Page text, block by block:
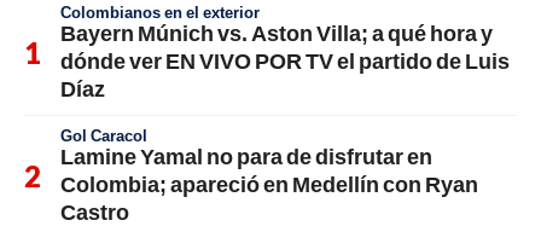
Colombianos en el exterior
Bayern Múnich vs. Aston Villa; a qué hora y
dónde ver EN VIVO POR TV el partido de Luis
Díaz
Gol Caracol
Lamine Yamal no para de disfrutar en
Colombia; apareció en Medellín con Ryan
Castro